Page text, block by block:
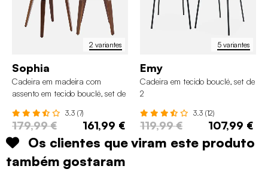
2 variantes
Sophia
Cadeira em madeira com
assento em tecido bouclé, set de
3.3 (7)
179,99 € 161,99 €
5 variantes
Emy
Cadeira em tecido bouclé, set de
2
3.3 (12)
119,99 € 107,99 €
Os clientes que viram este produto
também gostaram